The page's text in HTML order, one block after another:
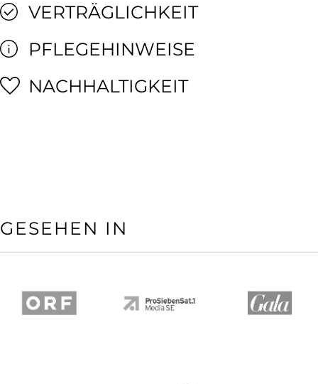
VERTRÄGLICHKEIT
PFLEGEHINWEISE
NACHHALTIGKEIT
GESEHEN IN